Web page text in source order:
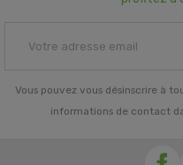
Vous pouvez vous désinscrire à
informations de contact